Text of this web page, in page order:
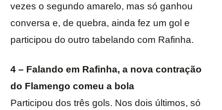
vezes o segundo amarelo, mas só ganhou
conversa e, de quebra, ainda fez um gol e
participou do outro tabelando com Rafinha.
4 – Falando em Rafinha, a nova contração
do Flamengo comeu a bola
Participou dos três gols. Nos dois últimos, só